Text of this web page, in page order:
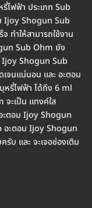
ไฟฟ้า ประเภท Sub
Ijoy Shogun Sub
ทำให้สามารถใช้งาน
Sub Ohm ยัง
Ijoy Shogun Sub
จนแน่นอน และ อะตอม
หรี่ไฟฟ้า ได้ถึง 6 ml
จะเป็น แทงค์ใส
ะตอม Ijoy Shogun
อะตอม Ijoy Shogun
บ และ จะเจอช่องเติม